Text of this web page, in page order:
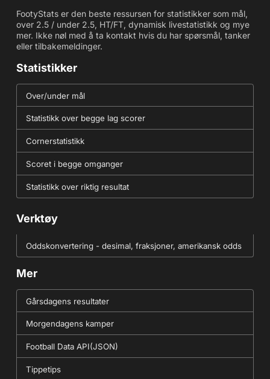
FootyStats er den beste ressursen for statistikker som mål,
over 2.5 / under 2.5, HT/FT, dynamisk livestatistikk og mye
mer. Ikke nøl med å ta kontakt hvis du har spørsmål, tanker
eller tilbakemeldinger.
Statistikker
Over/under mål
Statistikk over begge lag scorer
Cornerstatistikk
Scoret i begge omganger
Statistikk over riktig resultat
Verktøy
Oddskonvertering - desimal, fraksjoner, amerikansk odds
Mer
Gårsdagens resultater
Morgendagens kamper
Football Data API(JSON)
Tippetips